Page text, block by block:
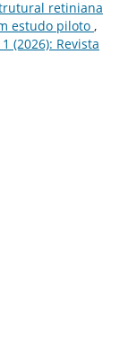
retiniana
estudo piloto ,
(2026): Revista